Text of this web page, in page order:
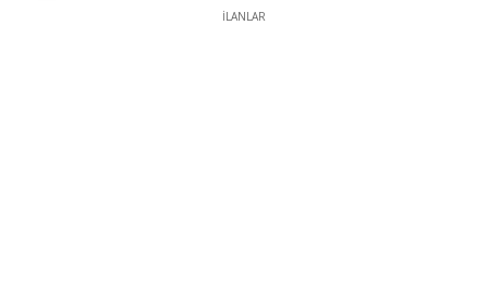
İLANLAR